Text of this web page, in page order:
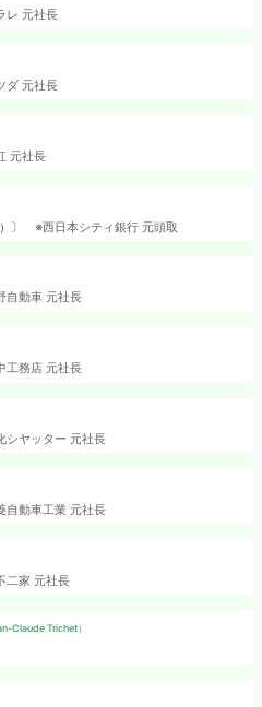
レ 元社長
ダ 元社長
元社長
）〕 ※西日本シティ銀行 元頭取
自動車 元社長
工務店 元社長
シヤッター 元社長
自動車工業 元社長
二家 元社長
Claude Trichet）